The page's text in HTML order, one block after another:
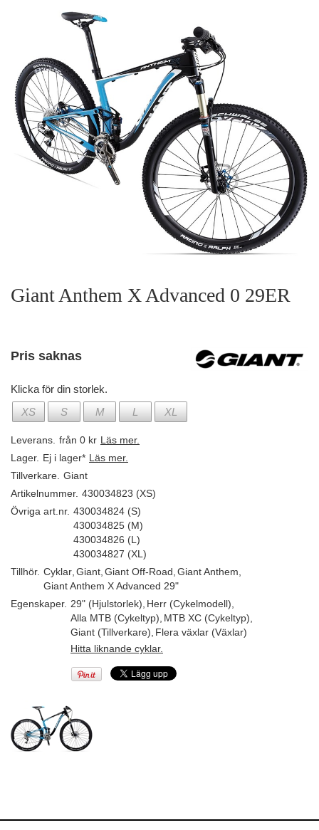
Giant Anthem X Advanced 0 29ER
Pris saknas
Klicka för din storlek.
XS
S M L XL
Leverans. från 0 kr Läs mer.
Lager. Ej i lager* Läs mer.
Tillverkare. Giant
Artikelnummer. 430034823 (XS)
Övriga art.nr. 430034824 (S)
430034825 (M)
430034826 (L)
430034827 (XL)
Tillhör. Cyklar Giant Giant Off-Road Giant Anthem
Giant Anthem X Advanced 29"
Egenskaper. 29" (Hjulstorlek) Herr (Cykelmodell)
Alla MTB (Cykeltyp) MTB XC (Cykeltyp)
Giant (Tillverkare) Flera växlar (Växlar)
Hitta liknande cyklar.